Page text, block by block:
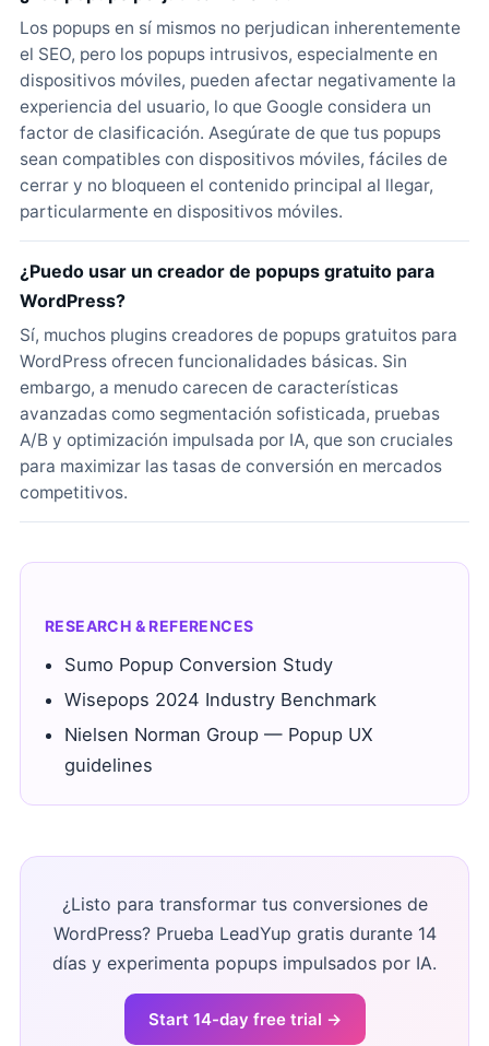
Los popups en sí mismos no perjudican inherentemente
el SEO, pero los popups intrusivos, especialmente en
dispositivos móviles, pueden afectar negativamente la
experiencia del usuario, lo que Google considera un
factor de clasificación. Asegúrate de que tus popups
sean compatibles con dispositivos móviles, fáciles de
cerrar y no bloqueen el contenido principal al llegar,
particularmente en dispositivos móviles.
¿Puedo usar un creador de popups gratuito para
WordPress?
Sí, muchos plugins creadores de popups gratuitos para
WordPress ofrecen funcionalidades básicas. Sin
embargo, a menudo carecen de características
avanzadas como segmentación sofisticada, pruebas
A/B y optimización impulsada por IA, que son cruciales
para maximizar las tasas de conversión en mercados
competitivos.
RESEARCH & REFERENCES
Sumo Popup Conversion Study
Wisepops 2024 Industry Benchmark
Nielsen Norman Group — Popup UX
guidelines
¿Listo para transformar tus conversiones de
WordPress? Prueba LeadYup gratis durante 14
días y experimenta popups impulsados por IA.
Start 14-day free trial →